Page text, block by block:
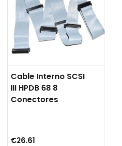
Cable Interno SCSI
III HPDB 68 8
Conectores
€26.61